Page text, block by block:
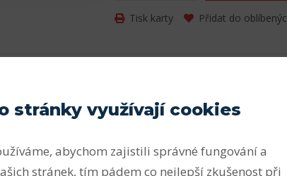
Tisk karty Přidat do
vysoké a velmi
v obou
ložiska
Vnitřní průměr (mm)
stránky využívají cookies
abychom zajistili správné fungování a
stránek, tím pádem co nejlepší zkušenost při